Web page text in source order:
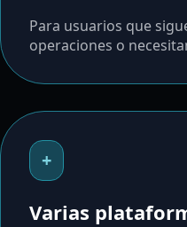
Para usuarios que
operaciones o
+
Varias